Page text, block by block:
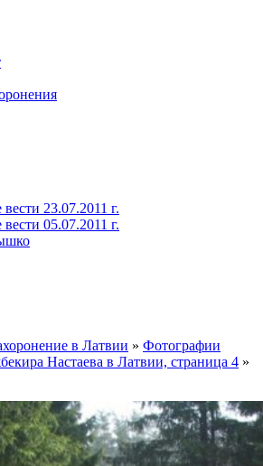
23.07.2011 г.
05.07.2011 г.
в Латвии » Фотографии
Настаева в Латвии, страница 4 »